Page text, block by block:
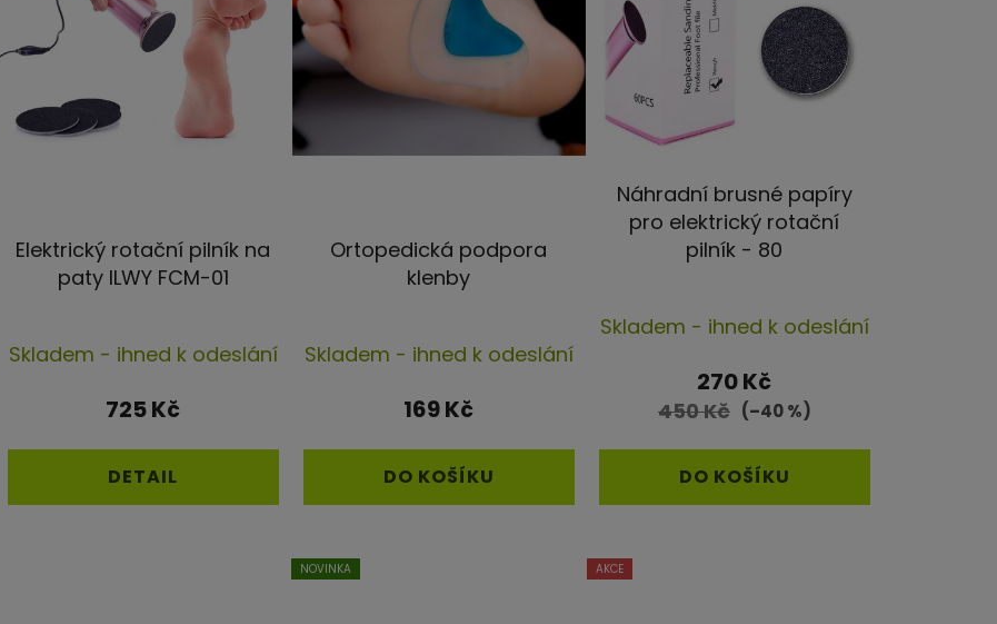
d
k
ů
Elektrický rotační pilník na
paty ILWY FCM-01
hodnocení
produktu
4,4
z
Skladem - ihned k odeslání
725 Kč
DETAIL
Ortopedická podpora
klenby
hodnocení
produktu
4,5
z
Skladem - ihned k odeslání
169 Kč
DO KOŠÍKU
Náhradní brusné papíry
pro elektrický rotační
pilník - 80
Skladem - ihned k odeslání
270 Kč
450 Kč (–40 %)
DO KOŠÍKU
NOVINKA AKCE